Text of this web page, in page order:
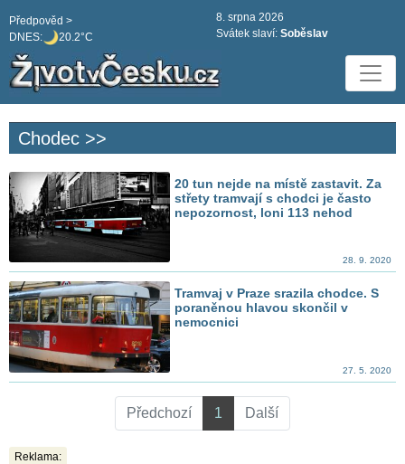
DNES: 20.2°C
Předpověd >
8. srpna 2026
Svátek slaví: Soběslav
Chodec >>
20 tun nejde na místě zastavit. Za
střety tramvají s chodci je často
nepozornost, loni 113 nehod
28. 9. 2020
Tramvaj v Praze srazila chodce. S
poraněnou hlavou skončil v
nemocnici
27. 5. 2020
Předchozí 1 Další
Reklama: